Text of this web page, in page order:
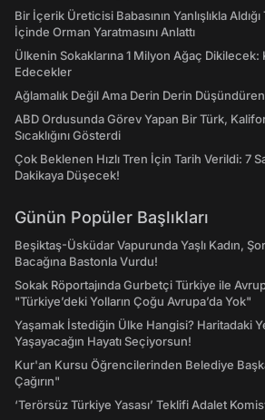
Bir İçerik Üreticisi Babasının Yanlışlıkla
İçinde Orman Yaratmasını Anlattı
Ülkenin Sokaklarına 1 Milyon Ağaç Dikilecek:
Edecekler
Ağlamalık Değil Ama Derin Derin
ABD Ordusunda Görev Yapan Bir Türk,
Sıcaklığını Gösterdi
Çok Beklenen Hızlı Tren İçin Tarih Verildi: 7
Dakikaya Düşecek!
Günün Popüler Başlıkları
Beşiktaş-Üsküdar Vapurunda Yaşlı Kadın,
Bacağına Bastonla Vurdu!
Sokak Röportajında Gurbetçi Türkiye ile
"Türkiye’deki Yolların Çoğu Avrupa’da Yok"
Yaşamak İstediğin Ülke Hangisi? Haritadaki
Yaşayacağın Hayatı Seçiyorsun!
Kur'an Kursu Öğrencilerinden Belediye
Çağırın"
‘Terörsüz Türkiye Yasası’ Teklifi Adalet